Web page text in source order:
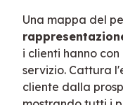
i clienti hanno
servizio. Cattura
cliente dalla